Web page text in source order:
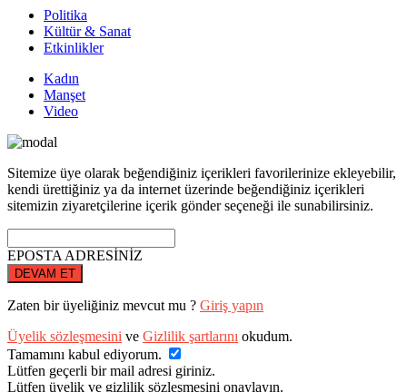
Politika
Kültür & Sanat
Etkinlikler
Kadın
Manşet
Video
Sitemize üye olarak beğendiğiniz içerikleri favorilerinize ekleyebilir,
kendi ürettiğiniz ya da internet üzerinde beğendiğiniz içerikleri
sitemizin ziyaretçilerine içerik gönder seçeneği ile sunabilirsiniz.
EPOSTA ADRESİNİZ
DEVAM ET
Zaten bir üyeliğiniz mevcut mu ? Giriş yapın
Üyelik sözleşmesini ve Gizlilik şartlarını okudum.
Tamamını kabul ediyorum.
Lütfen geçerli bir mail adresi giriniz.
Lütfen üyelik ve gizlilik sözleşmesini onaylayın.